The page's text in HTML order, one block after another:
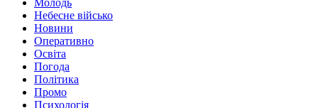
Молодь
Небесне військо
Новини
Оперативно
Освіта
Погода
Політика
Промо
Психологія